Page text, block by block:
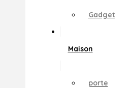
Gadget
Maison
porte